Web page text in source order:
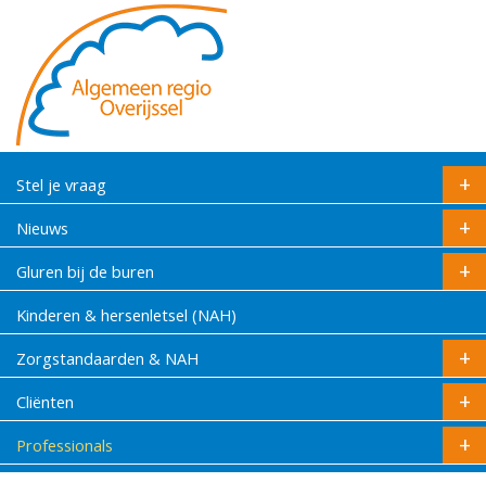
Stel je vraag
Nieuws
Gluren bij de buren
Kinderen & hersenletsel (NAH)
Zorgstandaarden & NAH
Cliënten
Professionals